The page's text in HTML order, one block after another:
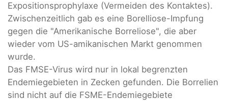
Expositionsprophylaxe (Vermeiden des Kontaktes).
Zwischenzeitlich gab es eine Borelliose-Impfung
gegen die "Amerikanische Borreliose", die aber
wieder vom US-amikanischen Markt genommen
wurde.
Das FMSE-Virus wird nur in lokal begrenzten
Endemiegebieten in Zecken gefunden. Die Borrelien
sind nicht auf die FSME-Endemiegebiete